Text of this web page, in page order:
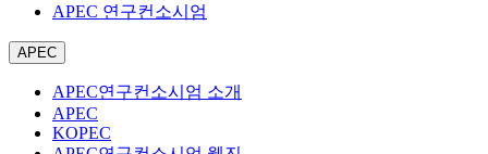
APEC 연구컨소시엄
APEC
APEC연구컨소시엄 소개
APEC
KOPEC